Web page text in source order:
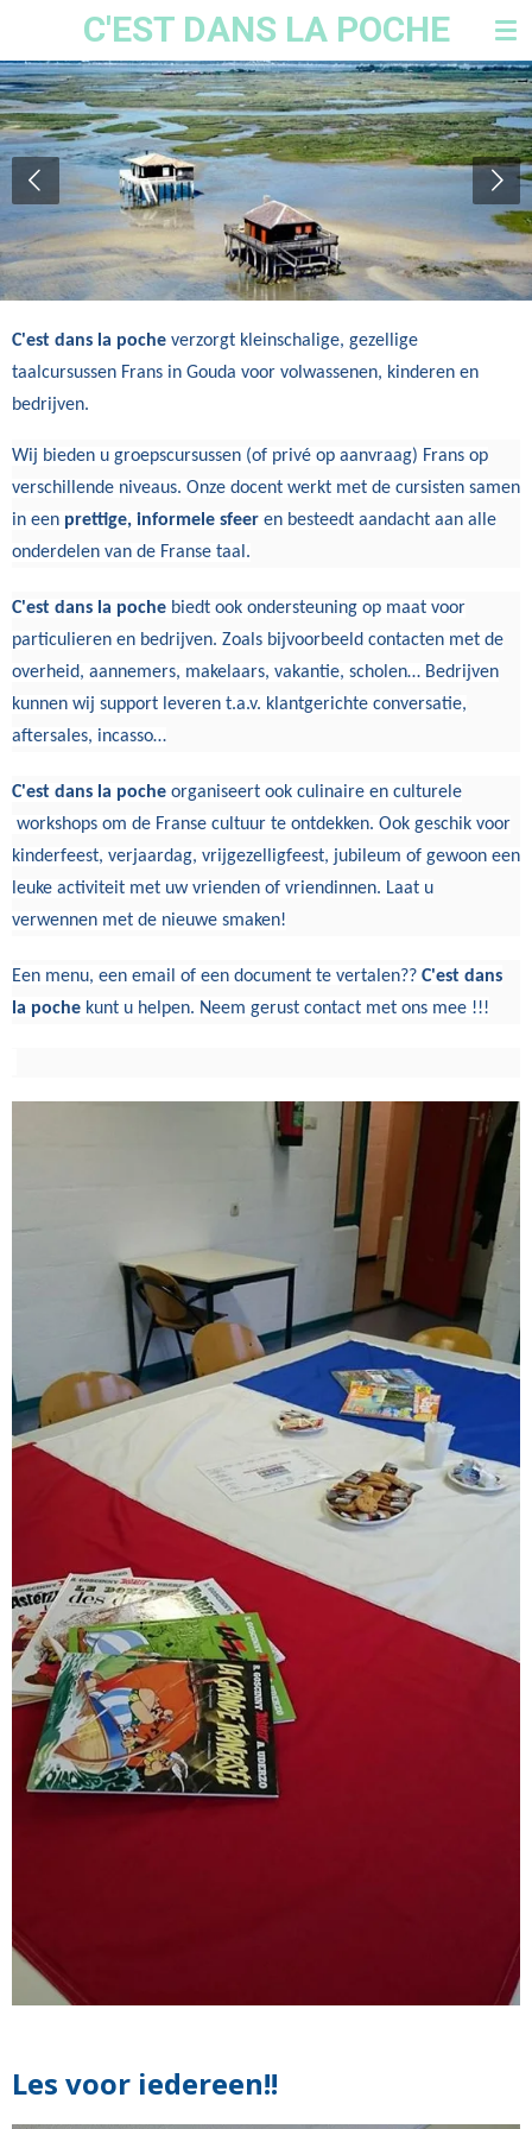
naar
de
hoofdinhoud
C'EST DANS LA POCHE
C'est dans la poche verzorgt kleinschalige, gezellige
taalcursussen Frans in Gouda voor volwassenen, kinderen en
bedrijven.
Wij bieden u groepscursussen (of privé op aanvraag) Frans op
verschillende niveaus. Onze docent werkt met de cursisten samen
in een prettige, informele sfeer en besteedt aandacht aan alle
onderdelen van de Franse taal.
C'est dans la poche biedt ook ondersteuning op maat voor
particulieren en bedrijven. Zoals bijvoorbeeld contacten met de
overheid, aannemers, makelaars, vakantie, scholen… Bedrijven
kunnen wij support leveren t.a.v. klantgerichte conversatie,
aftersales, incasso…
C'est dans la poche organiseert ook culinaire en culturele
workshops om de Franse cultuur te ontdekken. Ook geschik voor
kinderfeest, verjaardag, vrijgezelligfeest, jubileum of gewoon een
leuke activiteit met uw vrienden of vriendinnen. Laat u
verwennen met de nieuwe smaken!
Een menu, een email of een document te vertalen?? C'est dans
la poche kunt u helpen. Neem gerust contact met ons mee !!!
Les voor iedereen!!